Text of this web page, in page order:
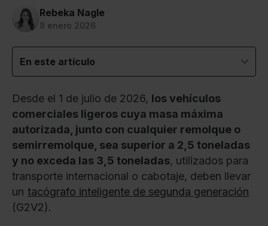
Rebeka Nagle
8 enero 2026
En este artículo
Desde el 1 de julio de 2026, los vehículos
comerciales ligeros cuya masa máxima
autorizada, junto con cualquier remolque o
semirremolque, sea superior a 2,5 toneladas
y no exceda las 3,5 toneladas, utilizados para
transporte internacional o cabotaje, deben llevar
un tacógrafo inteligente de segunda generación
(G2V2).